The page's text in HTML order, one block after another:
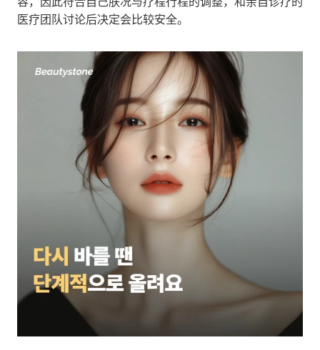
医疗团队讨论后决定会比较安全。